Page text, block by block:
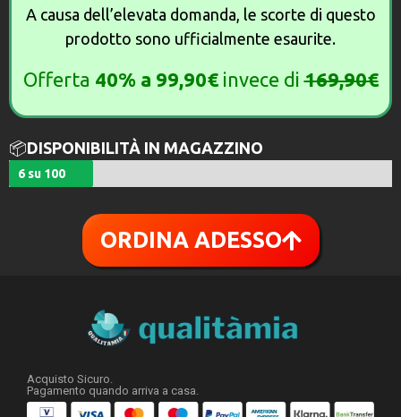
A causa dell’elevata domanda, le scorte di questo
prodotto sono ufficialmente esaurite.
Offerta 40%a 99,90€ invece di169,90€
📦DISPONIBILITÀ IN MAGAZZINO
6 su 100
ORDINA ADESSO
Acquisto Sicuro.
Pagamento quando arriva a casa.